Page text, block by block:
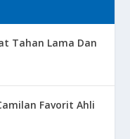
Tahan Lama Dan
Favorit Ahli